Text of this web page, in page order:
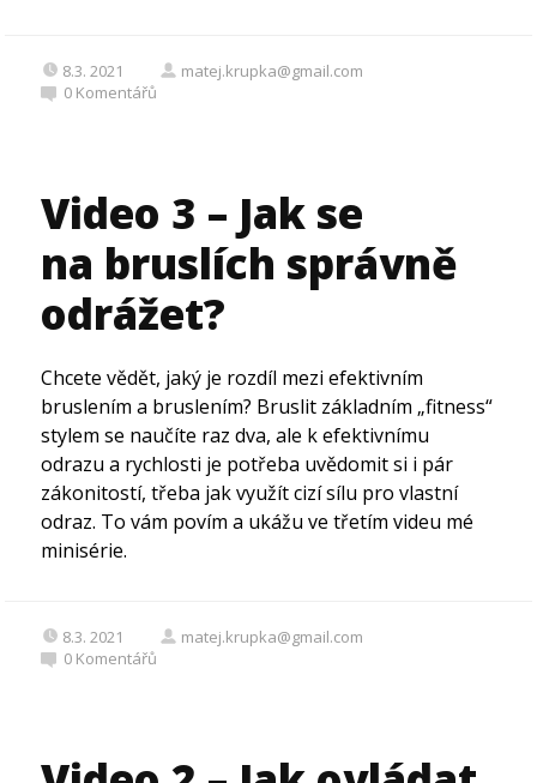
8.3. 2021
matej.krupka@gmail.com
0 Komentářů
Video 3 – Jak se
na bruslích správně
odrážet?
Chcete vědět, jaký je rozdíl mezi efektivním
bruslením a bruslením? Bruslit základním „fitness“
stylem se naučíte raz dva, ale k efektivnímu
odrazu a rychlosti je potřeba uvědomit si i pár
zákonitostí, třeba jak využít cizí sílu pro vlastní
odraz. To vám povím a ukážu ve třetím videu mé
minisérie.
8.3. 2021
matej.krupka@gmail.com
0 Komentářů